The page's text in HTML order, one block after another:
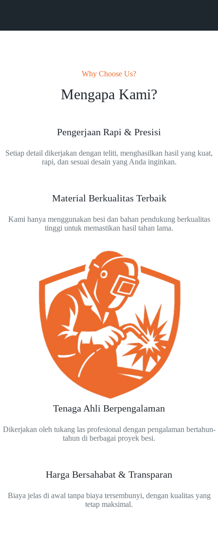
Why Choose Us?
Mengapa Kami?
Pengerjaan Rapi & Presisi
Setiap detail dikerjakan dengan teliti, menghasilkan hasil yang kuat,
rapi, dan sesuai desain yang Anda inginkan.
Material Berkualitas Terbaik
Kami hanya menggunakan besi dan bahan pendukung berkualitas
tinggi untuk memastikan hasil tahan lama.
Tenaga Ahli Berpengalaman
Dikerjakan oleh tukang las profesional dengan pengalaman bertahun-
tahun di berbagai proyek besi.
Harga Bersahabat & Transparan
Biaya jelas di awal tanpa biaya tersembunyi, dengan kualitas yang
tetap maksimal.